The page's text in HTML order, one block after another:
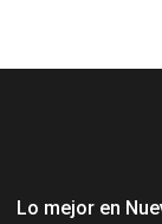
Lo mejor en